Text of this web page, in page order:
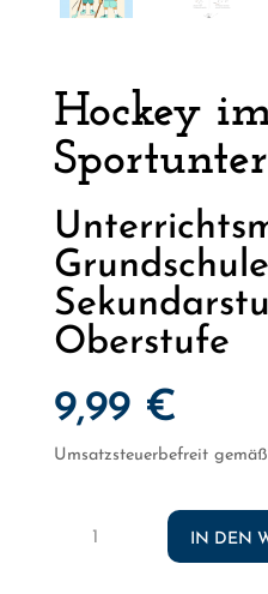
Hockey
Oberstufe
9,99 €
Umsatzsteuerbefreit
Hockey
IN DEN